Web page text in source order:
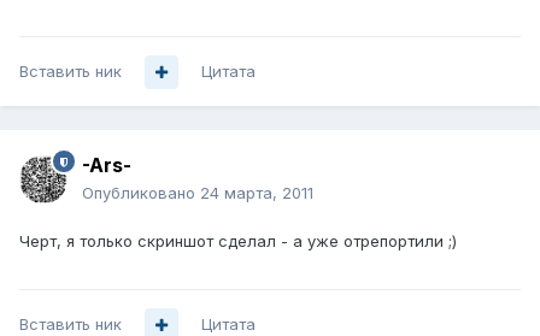
Вставить ник Цитата
-Ars-
Опубликовано 24 марта, 2011
Черт, я только скриншот сделал - а уже отрепортили ;)
Вставить ник Цитата